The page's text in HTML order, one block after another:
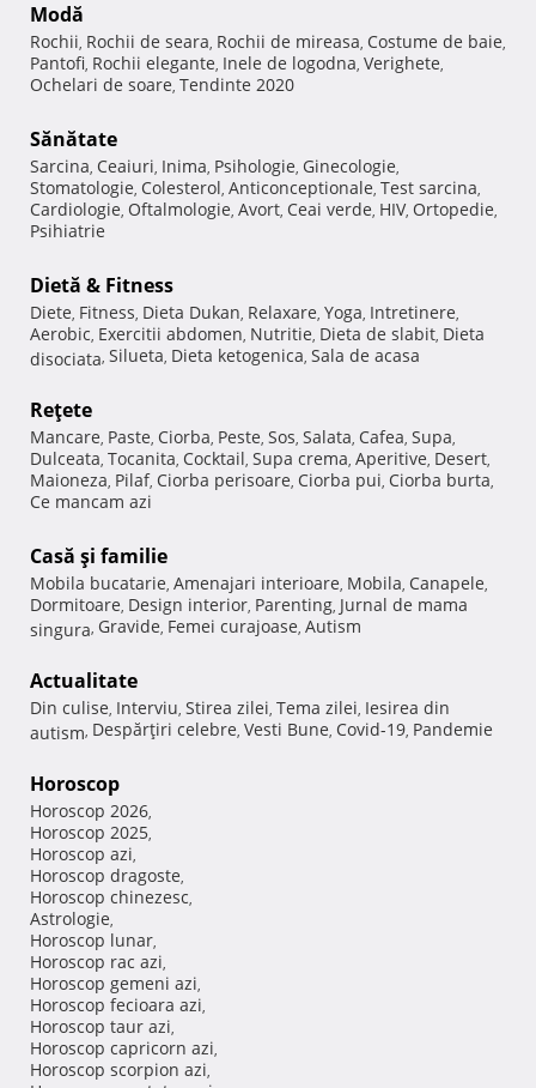
Modă
Rochii, Rochii de seara, Rochii de mireasa, Costume de baie,
Pantofi, Rochii elegante, Inele de logodna, Verighete,
Ochelari de soare, Tendinte 2020
Sănătate
Sarcina, Ceaiuri, Inima, Psihologie, Ginecologie,
Stomatologie, Colesterol, Anticonceptionale, Test sarcina,
Cardiologie, Oftalmologie, Avort, Ceai verde, HIV, Ortopedie,
Psihiatrie
Dietă & Fitness
Diete, Fitness, Dieta Dukan, Relaxare, Yoga, Intretinere,
Aerobic, Exercitii abdomen, Nutritie, Dieta de slabit, Dieta
disociata, Silueta, Dieta ketogenica, Sala de acasa
Reţete
Mancare, Paste, Ciorba, Peste, Sos, Salata, Cafea, Supa,
Dulceata, Tocanita, Cocktail, Supa crema, Aperitive, Desert,
Maioneza, Pilaf, Ciorba perisoare, Ciorba pui, Ciorba burta,
Ce mancam azi
Casă şi familie
Mobila bucatarie, Amenajari interioare, Mobila, Canapele,
Dormitoare, Design interior, Parenting, Jurnal de mama
singura, Gravide, Femei curajoase, Autism
Actualitate
Din culise, Interviu, Stirea zilei, Tema zilei, Iesirea din
autism, Despărţiri celebre, Vesti Bune, Covid-19, Pandemie
Horoscop
Horoscop 2026,
Horoscop 2025,
Horoscop azi,
Horoscop dragoste,
Horoscop chinezesc,
Astrologie,
Horoscop lunar,
Horoscop rac azi,
Horoscop gemeni azi,
Horoscop fecioara azi,
Horoscop taur azi,
Horoscop capricorn azi,
Horoscop scorpion azi,